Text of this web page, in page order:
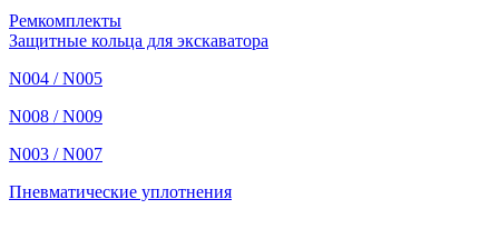
Ремкомплекты
Защитные кольца для экскаватора
N004 / N005
N008 / N009
N003 / N007
Пневматические уплотнения